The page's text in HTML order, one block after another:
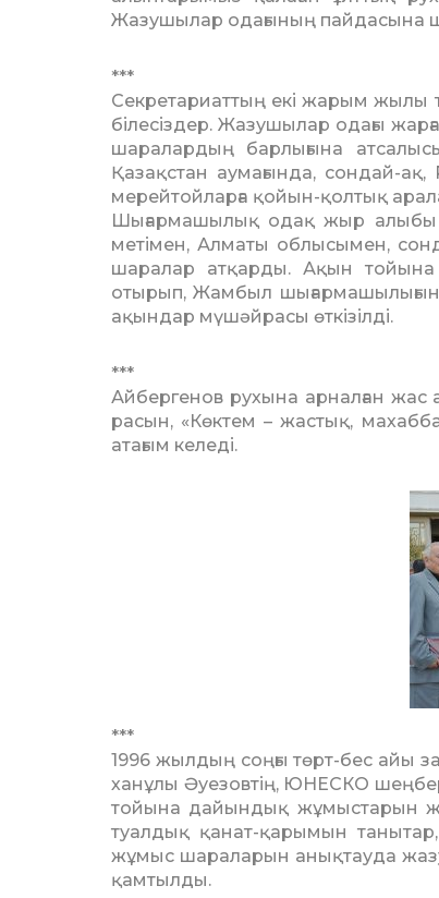
Жазушылар одағы­ның пайдасына
***
Секретариаттың екі жарым жы­лы
бі­лесіздер. Жазушылар одағы
ша­ралардың барлығына
Қазақстан ау­мағында, сондай-
мерейтойларға қойын-қолтық
Шығармашылық одақ жыр алы­бы
метімен, Алматы облысымен,
ша­ралар атқарды. Ақын тойына
отырып, Жамбыл шығармашылығына
ақын­дар мүшәйрасы өткізілді.
***
Айбергенов рухына арналған
ра­сын, «Көктем – жастық,
атағым ке­леді.
***
1996 жылдың соңғы төрт-бес
ханұлы Әуезовтің, ЮНЕСКО
тойы­на дайындық жұмыстарын
туал­дық қанат-қарымын танытар,
жұмыс шараларын анықтауда
қамтылды.